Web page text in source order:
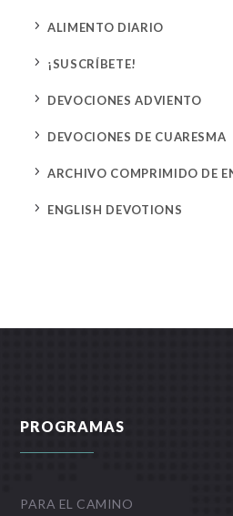
5 ALIMENTO DIARIO
5 ¡SUSCRÍBETE!
5 DEVOCIONES ADVIENTO
5 DEVOCIONES DE CUARESMA
5 ARCHIVO COMPRIMIDO DE
5 ENGLISH DEVOTIONS
PROGRAMAS
PARA EL CAMINO